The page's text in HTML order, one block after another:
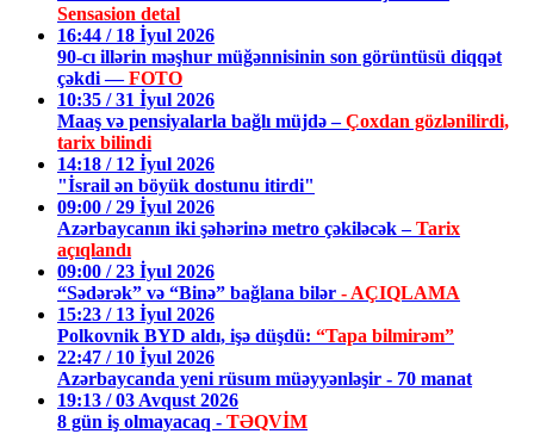
Sensasion detal
16:44 / 18 İyul 2026
90-cı illərin məşhur müğənnisinin son görüntüsü diqqət
çəkdi —FOTO
10:35 / 31 İyul 2026
Maaş və pensiyalarla bağlı müjdə –Çoxdan gözlənilirdi,
tarix bilindi
14:18 / 12 İyul 2026
"İsrail ən böyük dostunu itirdi"
09:00 / 29 İyul 2026
Azərbaycanın iki şəhərinə metro çəkiləcək –Tarix
açıqlandı
09:00 / 23 İyul 2026
“Sədərək” və “Binə” bağlana bilər - AÇIQLAMA
15:23 / 13 İyul 2026
Polkovnik BYD aldı, işə düşdü: “Tapa bilmirəm”
22:47 / 10 İyul 2026
Azərbaycanda yeni rüsum müəyyənləşir - 70 manat
19:13 / 03 Avqust 2026
8 gün iş olmayacaq - TƏQVİM